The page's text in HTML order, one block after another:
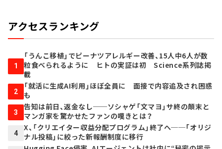
アクセスランキング
1
「うんこ移植」でピーナツアレルギー改善、15人中6人が数
粒食べられるように ヒトの実証は初 Science系列誌掲
載
2
「就活に生成AI利用」ほぼ全員に 面接で内容追及され困惑
も
3
告知は前日、返金なし──ソシャゲ「文マヨ」サ終の顛末と
マンガ家を驚かせたファンの嘆きとは？
4
X、「クリエイター収益分配プログラム」終了へ──「オリジ
ナル投稿」に絞った新報酬制度に移行